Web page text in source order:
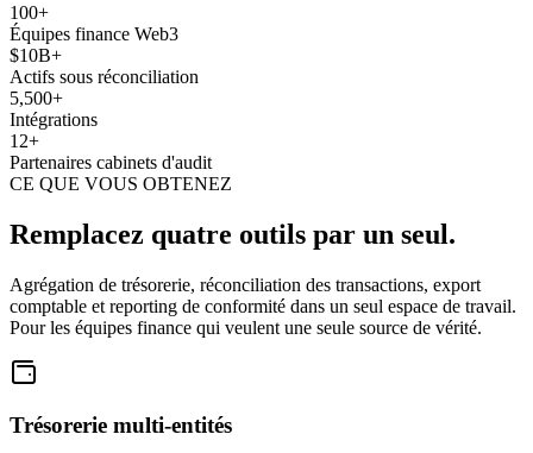
100+
Équipes finance Web3
$10B+
Actifs sous réconciliation
5,500+
Intégrations
12+
Partenaires cabinets d'audit
CE QUE VOUS OBTENEZ
Remplacez quatre outils par un seul.
Agrégation de trésorerie, réconciliation des transactions, export
comptable et reporting de conformité dans un seul espace de travail.
Pour les équipes finance qui veulent une seule source de vérité.
Trésorerie multi-entités